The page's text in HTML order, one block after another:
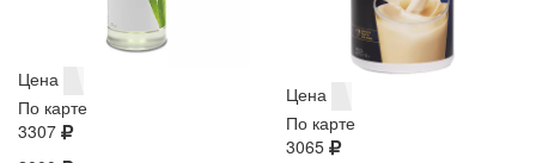
Цена
По карте
3307
Цена
По карте
3065